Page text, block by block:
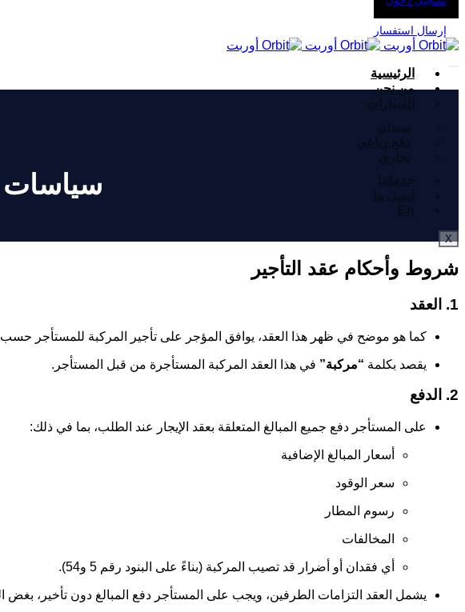
إرسال استفسار
الرئيسية
من نحن
X
سياسات
شروط وأحكام عقد التأجير
1. العقد
كما هو موضح في ظهر هذا العقد، يوافق المؤجر على تأجير المركبة للمستأجر حسب
يقصد بكلمة “مركبة” في هذا العقد المركبة المستأجرة من قبل المستأجر.
2. الدفع
على المستأجر دفع جميع المبالغ المتعلقة بعقد الإيجار عند الطلب، بما في ذلك:
أسعار المبالغ الإضافية
سعر الوقود
رسوم المطار
المخالفات
أي فقدان أو أضرار قد تصيب المركبة (بناءً على البنود رقم 5 و54).
يشمل العقد التزامات الطرفين، ويجب على المستأجر دفع المبالغ دون تأخير،